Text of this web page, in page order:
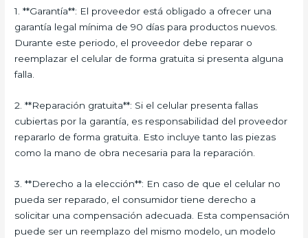
1. **Garantía**: El proveedor está obligado a ofrecer una
garantía legal mínima de 90 días para productos nuevos.
Durante este periodo, el proveedor debe reparar o
reemplazar el celular de forma gratuita si presenta alguna
falla.
2. **Reparación gratuita**: Si el celular presenta fallas
cubiertas por la garantía, es responsabilidad del proveedor
repararlo de forma gratuita. Esto incluye tanto las piezas
como la mano de obra necesaria para la reparación.
3. **Derecho a la elección**: En caso de que el celular no
pueda ser reparado, el consumidor tiene derecho a
solicitar una compensación adecuada. Esta compensación
puede ser un reemplazo del mismo modelo, un modelo